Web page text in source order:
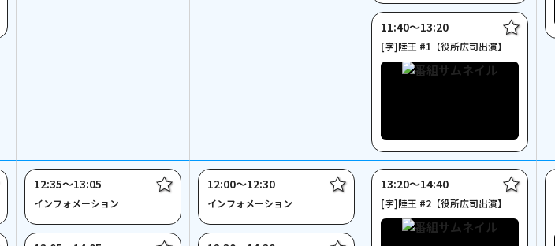
11:40〜13:20
[字]陸王 #1【役所広司出演】
12:35〜13:05
インフォメーション
12:00〜12:30
インフォメーション
13:20〜14:40
[字]陸王 #2【役所広司出演】